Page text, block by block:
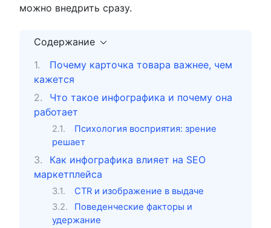
можно внедрить сразу.
Содержание
Почему карточка товара важнее, чем
кажется
Что такое инфографика и почему она
работает
Психология восприятия: зрение
решает
Как инфографика влияет на SEO
маркетплейса
CTR и изображение в выдаче
Поведенческие факторы и
удержание